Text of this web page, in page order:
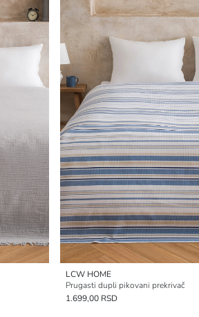
LCW HOME
Prugasti dupli pikovani prekrivač
1.699,00 RSD